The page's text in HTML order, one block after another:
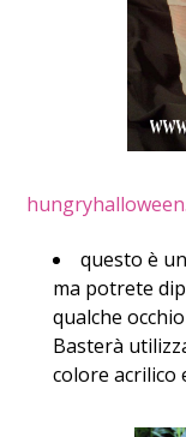
questo è
ma potrete
qualche
Basterà
colore acrilico